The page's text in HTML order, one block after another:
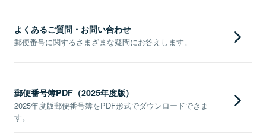
よくあるご質問・お問い合わせ
郵便番号に関するさまざまな疑問にお答えします。
郵便番号簿PDF（2025年度版）
2025年度版郵便番号簿をPDF形式でダウンロードできま
す。